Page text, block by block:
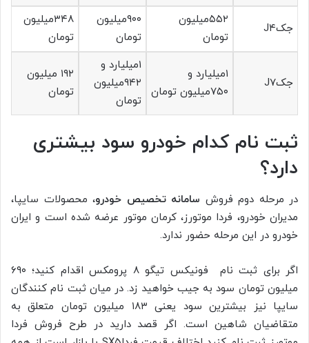
جکJ۴
۵۵۲میلیون
تومان
۹۰۰میلیون
تومان
۳۴۸میلیون
تومان
جکJ۷
۱میلیارد و
۷۵۰میلیون تومان
۱میلیارد و
۹۴۲میلیون
تومان
۱۹۲ میلیون
تومان
ثبت نام کدام خودرو سود بیشتری
دارد؟
در مرحله دوم فروش سامانه تخصیص خودرو، محصولات سایپا،
مدیران خودرو، فردا موتورز، کرمان موتور عرضه شده است و ایران
خودرو در این مرحله حضور ندارد.
اگر برای ثبت نام فونیکس تیگو ۸ پرومکس اقدام کنید؛ ۶۹۰
میلیون تومان سود به جیب خواهید زد. در میان ثبت نام کنندگان
سایپا نیز بیشترین سود یعنی ۱۸۳ میلیون تومان متعلق به
متقاضیان شاهین است. اگر قصد دارید در طرح فروش فردا